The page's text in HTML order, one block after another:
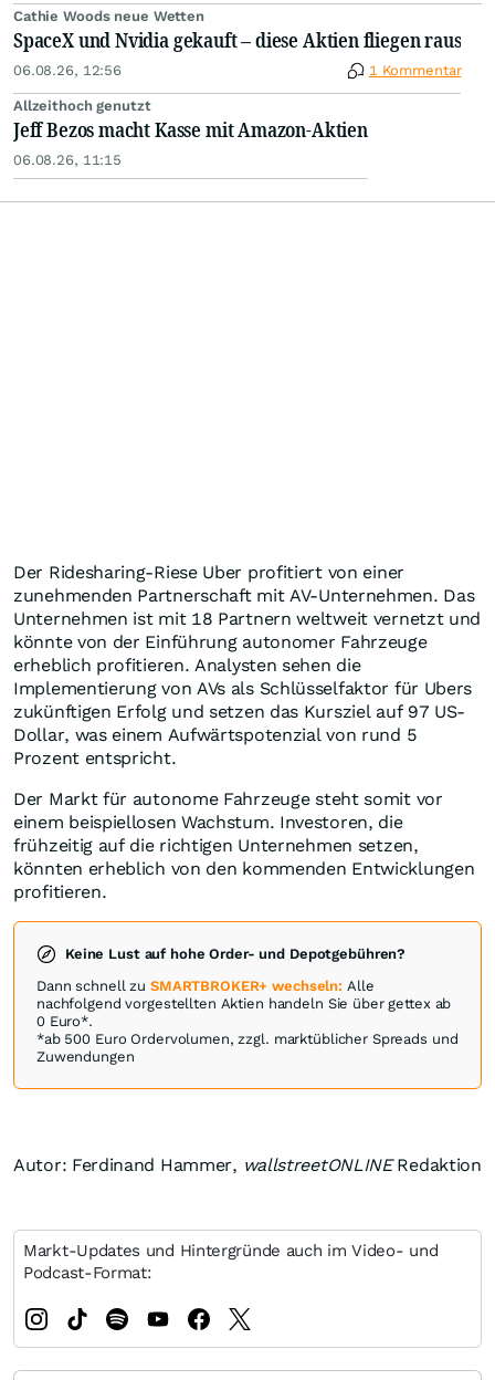
Cathie Woods neue Wetten
SpaceX und Nvidia gekauft – diese Aktien fliegen raus
06.08.26, 12:56 1 Kommentar
Allzeithoch genutzt
Jeff Bezos macht Kasse mit Amazon-Aktien
06.08.26, 11:15
Der Ridesharing-Riese Uber profitiert von einer
zunehmenden Partnerschaft mit AV-Unternehmen. Das
Unternehmen ist mit 18 Partnern weltweit vernetzt und
könnte von der Einführung autonomer Fahrzeuge
erheblich profitieren. Analysten sehen die
Implementierung von AVs als Schlüsselfaktor für Ubers
zukünftigen Erfolg und setzen das Kursziel auf 97 US-
Dollar, was einem Aufwärtspotenzial von rund 5
Prozent entspricht.
Der Markt für autonome Fahrzeuge steht somit vor
einem beispiellosen Wachstum. Investoren, die
frühzeitig auf die richtigen Unternehmen setzen,
könnten erheblich von den kommenden Entwicklungen
profitieren.
Keine Lust auf hohe Order- und Depotgebühren?
Dann schnell zu SMARTBROKER+ wechseln: Alle
nachfolgend vorgestellten Aktien handeln Sie über gettex ab
0 Euro*.
*ab 500 Euro Ordervolumen, zzgl. marktüblicher Spreads und
Zuwendungen
Autor: Ferdinand Hammer, wallstreetONLINERedaktion
Markt-Updates und Hintergründe auch im Video- und
Podcast-Format: